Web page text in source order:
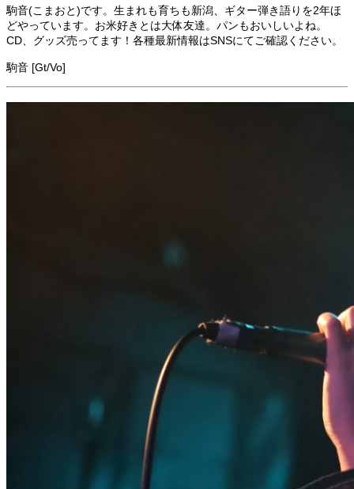
駒音(こまおと)です。生まれも育ちも新潟、ギター弾き語りを2年ほ
どやっています。お米好きとは大体友達。パンもおいしいよね。
CD、グッズ売ってます！各種最新情報はSNSにてご確認ください。
駒音 [Gt/Vo]